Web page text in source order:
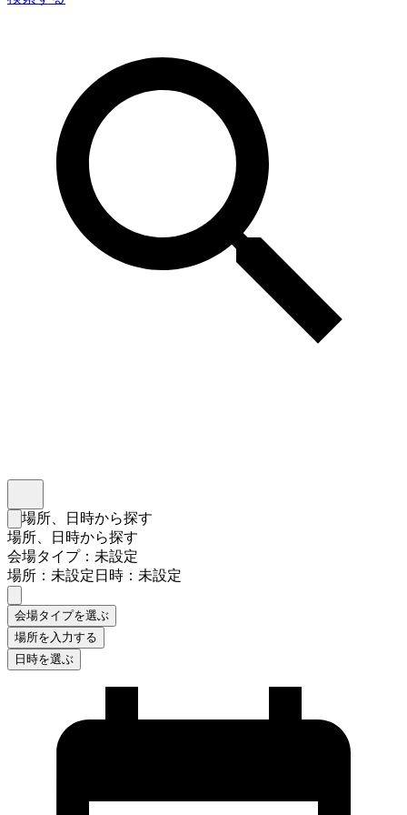
検索フォームを閉じる
場所、日時から探す
場所、日時から探す
会場タイプ：未設定
場所：未設定日時：未設定
会場タイプを選ぶ
場所を入力する
日時を選ぶ